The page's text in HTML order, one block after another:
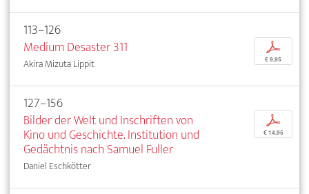
113–126
Medium Desaster 311
Akira Mizuta Lippit
p
€ 9,95
127–156
Bilder der Welt und Inschriften von
Kino und Geschichte. Institution und
Gedächtnis nach Samuel Fuller
Daniel Eschkötter
p
€ 14,95